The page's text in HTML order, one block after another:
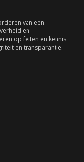
van een
en
op feiten en kennis
en transparantie.